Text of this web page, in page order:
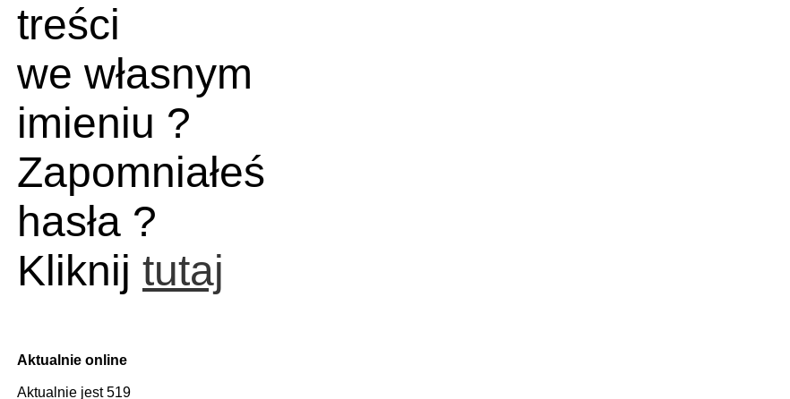
treści
we własnym
imieniu ?
Zapomniałeś
hasła ?
Kliknij tutaj
Aktualnie online
Aktualnie jest 519